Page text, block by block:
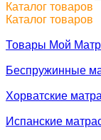
Каталог товаров
Каталог товаров
Товары Мой
Беспружинные
Хорватские
Испанские